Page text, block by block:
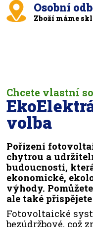
Osobní
Zboží máme
Chcete vlastní
volba
Pořízení
chytrou a
budoucnosti,
ekonomické,
výhody.
ale také
Fotovoltaické
bezúdržbové, což